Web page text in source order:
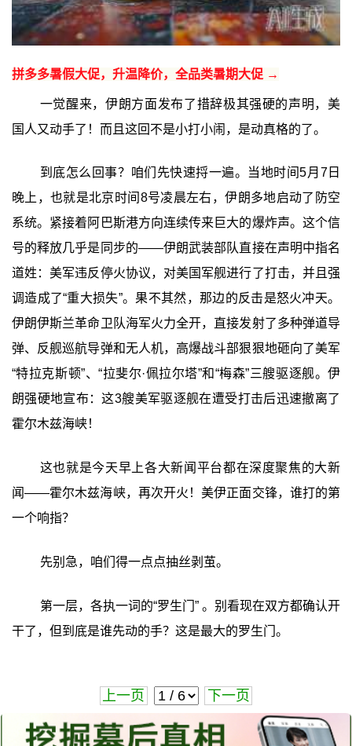
拼多多暑假大促，升温降价，全品类暑期大促 →
一觉醒来，伊朗方面发布了措辞极其强硬的声明，美
国人又动手了！而且这回不是小打小闹，是动真格的了。
到底怎么回事？咱们先快速捋一遍。当地时间5月7日
晚上，也就是北京时间8号凌晨左右，伊朗多地启动了防空
系统。紧接着阿巴斯港方向连续传来巨大的爆炸声。这个信
号的释放几乎是同步的——伊朗武装部队直接在声明中指名
道姓：美军违反停火协议，对美国军舰进行了打击，并且强
调造成了“重大损失”。果不其然，那边的反击是怒火冲天。
伊朗伊斯兰革命卫队海军火力全开，直接发射了多种弹道导
弹、反舰巡航导弹和无人机，高爆战斗部狠狠地砸向了美军
“特拉克斯顿”、“拉斐尔·佩拉尔塔”和“梅森”三艘驱逐舰。伊
朗强硬地宣布：这3艘美军驱逐舰在遭受打击后迅速撤离了
霍尔木兹海峡！
这也就是今天早上各大新闻平台都在深度聚焦的大新
闻——霍尔木兹海峡，再次开火！美伊正面交锋，谁打的第
一个响指？
先别急，咱们得一点点抽丝剥茧。
第一层，各执一词的“罗生门” 。别看现在双方都确认开
干了，但到底是谁先动的手？这是最大的罗生门。
上一页 下一页